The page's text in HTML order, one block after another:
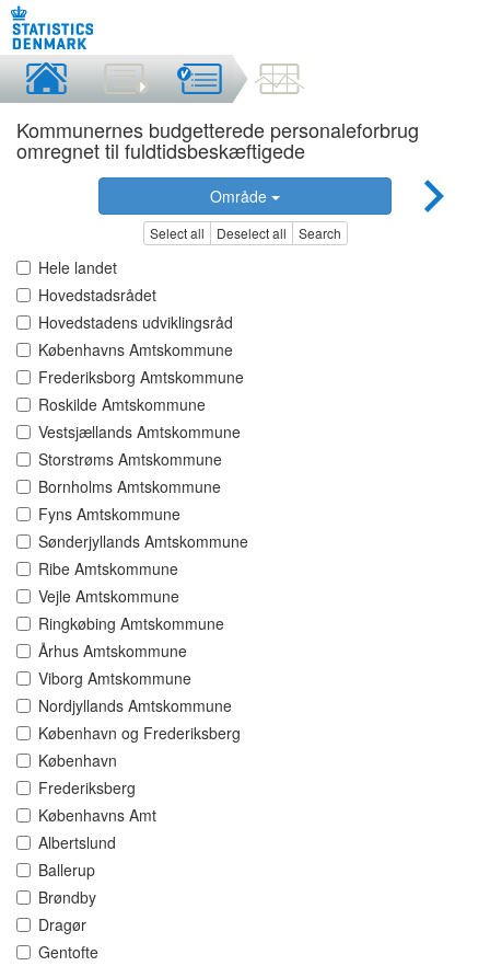
Kommunernes budgetterede personaleforbrug
omregnet til fuldtidsbeskæftigede
Område
Select all Deselect all Search
Hele landet
Hovedstadsrådet
Hovedstadens udviklingsråd
Københavns Amtskommune
Frederiksborg Amtskommune
Roskilde Amtskommune
Vestsjællands Amtskommune
Storstrøms Amtskommune
Bornholms Amtskommune
Fyns Amtskommune
Sønderjyllands Amtskommune
Ribe Amtskommune
Vejle Amtskommune
Ringkøbing Amtskommune
Århus Amtskommune
Viborg Amtskommune
Nordjyllands Amtskommune
København og Frederiksberg
København
Frederiksberg
Københavns Amt
Albertslund
Ballerup
Brøndby
Dragør
Gentofte